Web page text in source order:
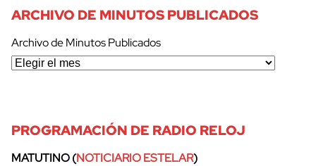
cerrar
ARCHIVO DE MINUTOS PUBLICADOS
Archivo de Minutos Publicados
PROGRAMACIÓN DE RADIO RELOJ
MATUTINO (NOTICIARIO ESTELAR)